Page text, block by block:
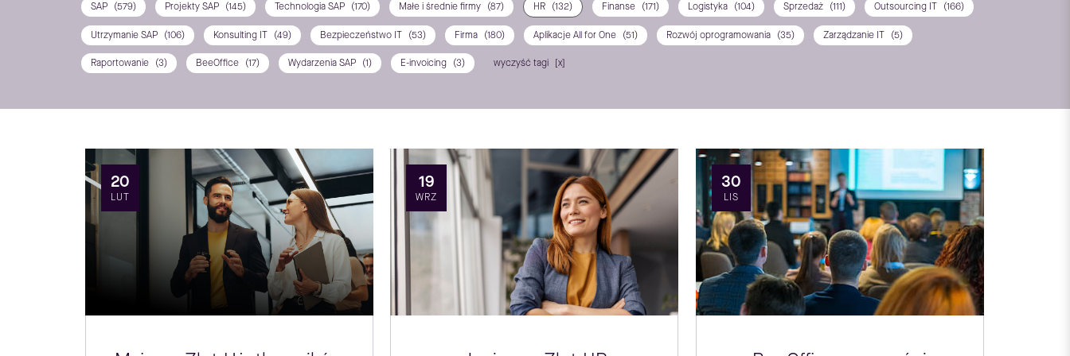
SAP (579) Projekty SAP (145) Technologia SAP (170) Małe i średnie firmy (87) HR (132) Finanse (171) Logistyka (104) Sprzedaż (111) Outsourcing IT (166)
Utrzymanie SAP (106) Konsulting IT (49) Bezpieczeństwo IT (53) Firma (180) Aplikacje All for One (51) Rozwój oprogramowania (35) Zarządzanie IT (5)
Raportowanie (3) BeeOffice (17) Wydarzenia SAP (1) E-invoicing (3) wyczyść tagi
20
LUT
19
WRZ
30
LIS